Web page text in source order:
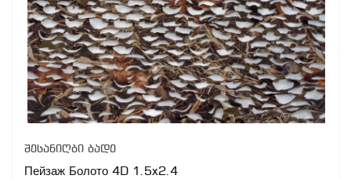
შესანიღბი ბადე
Пейзаж Болото 4D 1.5x2.4